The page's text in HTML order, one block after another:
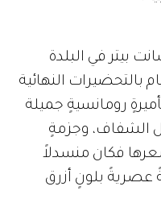
بيتر في البلدة
النهائية
رومانسيةٍ جميلة
الشفاف، وجزمةٍ
فكان منسدلاً
عصريةً بلونٍ أزرق